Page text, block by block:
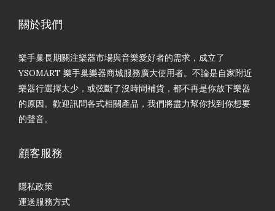
關於我們
樂手巢長期關注樂器市場與音樂愛好者的需求，成立了
YSOMART 樂手巢樂器商城服務廣大使用者。不論是自家附近
樂器行選擇太少，或弦斷了沒時間補貨，都不再是你放下樂器
的原因。歡迎訊問各式相關產品，我們將盡力幫你找到你想要
的聲音。
顧客服務
隱私政策
運送服務方式